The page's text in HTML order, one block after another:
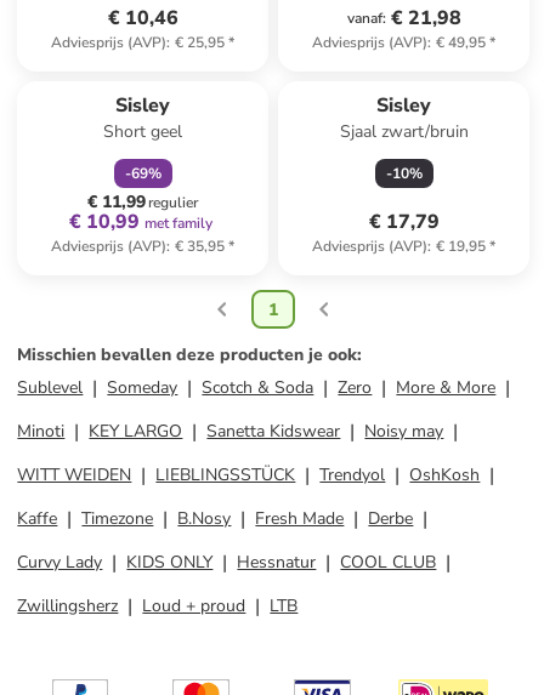
€ 10,46
Adviesprijs (AVP): € 25,95*
vanaf: € 21,98
Adviesprijs (AVP): € 49,95*
Sisley
Short geel
-69%
€ 11,99regulier
€ 10,99 met family
Adviesprijs (AVP): € 35,95*
Sisley
Sjaal zwart/bruin
-10%
€ 17,79
Adviesprijs (AVP): € 19,95*
1
Misschien bevallen deze producten je ook:
Sublevel
Someday Scotch & Soda Zero
More & More
Minoti
KEY LARGO Sanetta Kidswear
Noisy may
WITT WEIDEN
LIEBLINGSSTÜCK Trendyol
OshKosh
Kaffe
Timezone B.Nosy Fresh Made
Derbe
Curvy Lady
KIDS ONLY Hessnatur
COOL CLUB
Zwillingsherz
Loud + proud LTB